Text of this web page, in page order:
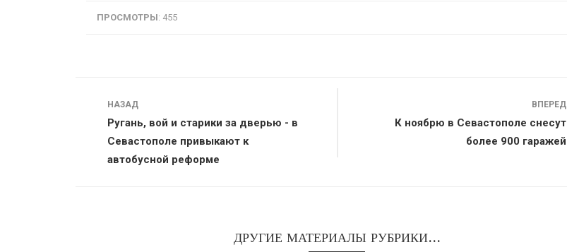
ПРОСМОТРЫ: 455
Навигация
НАЗАД
Ругань, вой и старики за дверью - в
Севастополе привыкают к
автобусной реформе
ВПЕРЕД
К ноябрю в Севастополе снесут
более 900 гаражей
ДРУГИЕ МАТЕРИАЛЫ РУБРИКИ...